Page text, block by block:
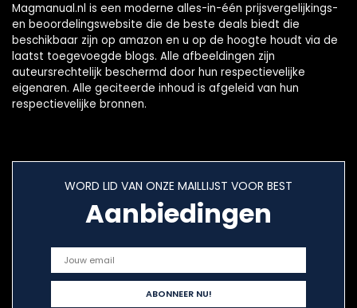
Magmanual.nl is een moderne alles-in-één prijsvergelijkings-
en beoordelingswebsite die de beste deals biedt die
beschikbaar zijn op amazon en u op de hoogte houdt via de
laatst toegevoegde blogs. Alle afbeeldingen zijn
auteursrechtelijk beschermd door hun respectievelijke
eigenaren. Alle geciteerde inhoud is afgeleid van hun
respectievelijke bronnen.
WORD LID VAN ONZE MAILLIJST VOOR BEST
Aanbiedingen